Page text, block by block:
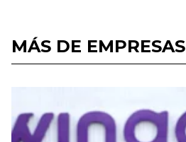
MÁS DE EMPRESAS